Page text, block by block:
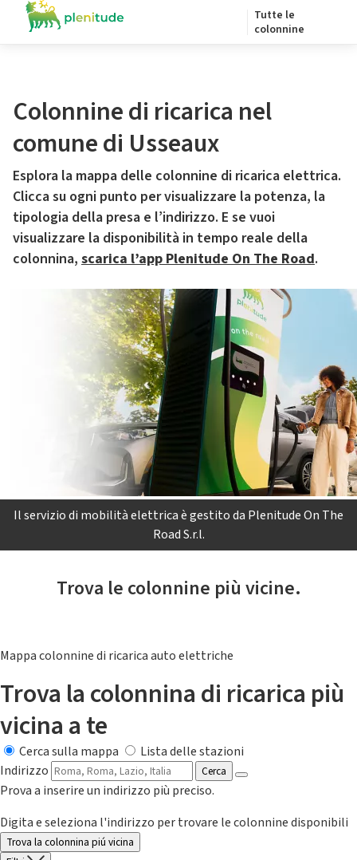
Tutte le
colonnine
Colonnine di ricarica nel
comune di Usseaux
Esplora la mappa delle colonnine di ricarica elettrica.
Clicca su ogni punto per visualizzare la potenza, la
tipologia della presa e l’indirizzo. E se vuoi
visualizzare la disponibilità in tempo reale della
colonnina, scarica l’app Plenitude On The Road.
Il servizio di mobilità elettrica è gestito da Plenitude On The
Road S.r.l.
Trova le colonnine più vicine.
Mappa colonnine di ricarica auto elettriche
Trova la colonnina di ricarica più
vicina a te
Cerca sulla mappa
Lista delle stazioni
Indirizzo
Cerca
Prova a inserire un indirizzo più preciso.
Digita e seleziona l'indirizzo per trovare le colonnine disponibili
Trova la colonnina piú vicina